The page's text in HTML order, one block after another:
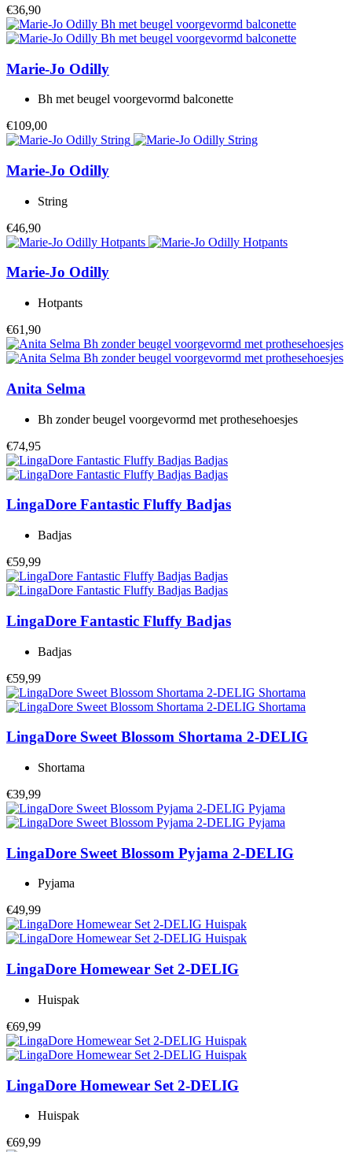
€36,90
Marie-Jo Odilly
Bh met beugel voorgevormd balconette
€109,00
Marie-Jo Odilly
String
€46,90
Marie-Jo Odilly
Hotpants
€61,90
Anita Selma
Bh zonder beugel voorgevormd met prothesehoesjes
€74,95
LingaDore Fantastic Fluffy Badjas
Badjas
€59,99
LingaDore Fantastic Fluffy Badjas
Badjas
€59,99
LingaDore Sweet Blossom Shortama 2-DELIG
Shortama
€39,99
LingaDore Sweet Blossom Pyjama 2-DELIG
Pyjama
€49,99
LingaDore Homewear Set 2-DELIG
Huispak
€69,99
LingaDore Homewear Set 2-DELIG
Huispak
€69,99